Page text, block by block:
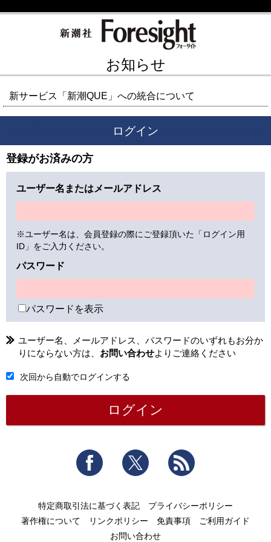
お知らせ
新サービス「新潮QUE」への統合について
ログイン
登録がお済みの方
ユーザー名またはメールアドレス
※ユーザー名は、会員登録の際にご登録頂いた「ログイン用
ID」をご入力ください。
パスワード
パスワードを表示
ユーザー名、メールアドレス、パスワードのいずれもお分か
りにならない方は、 お問い合わせよりご連絡ください
次回から自動でログインする
Facebook Twitter
特定商取引法に基づく表記
プライバシーポリシー
著作権について
リンクポリシー 免責事項
ご利用ガイド
お問い合わせ